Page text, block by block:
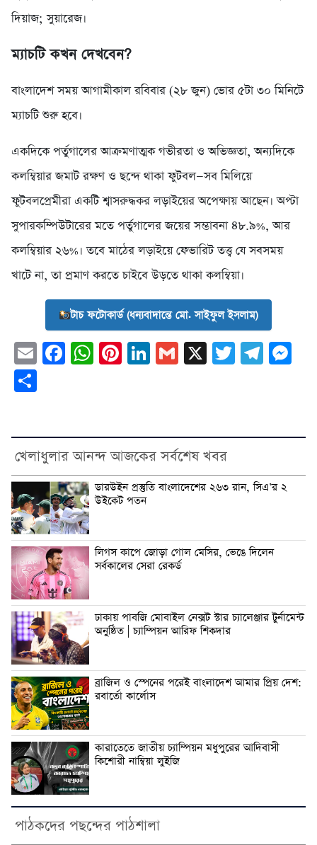
দিয়াজ; সুয়ারেজ।
ম্যাচটি কখন দেখবেন?
বাংলাদেশ সময় আগামীকাল রবিবার (২৮ জুন) ভোর ৫টা ৩০ মিনিটে
ম্যাচটি শুরু হবে।
একদিকে পর্তুগালের আক্রমণাত্মক গভীরতা ও অভিজ্ঞতা, অন্যদিকে
কলম্বিয়ার জমাট রক্ষণ ও ছন্দে থাকা ফুটবল—সব মিলিয়ে
ফুটবলপ্রেমীরা একটি শ্বাসরুদ্ধকর লড়াইয়ের অপেক্ষায় আছেন। অপ্টা
সুপারকম্পিউটারের মতে পর্তুগালের জয়ের সম্ভাবনা ৪৮.৯%, আর
কলম্বিয়ার ২৬%। তবে মাঠের লড়াইয়ে ফেভারিট তত্ত্ব যে সবসময়
খাটে না, তা প্রমাণ করতে চাইবে উড়তে থাকা কলম্বিয়া।
টাচ ফটোকার্ড (ধন্যবাদান্তে মো. সাইফুল ইসলাম)
EmailFacebook
WhatsApp
Pinterest
LinkedIn
Gmail
X Twitter
খেলাধুলার আনন্দ আজকের সর্বশেষ খবর
ডারউইন প্রস্তুতি বাংলাদেশের ২৬৩ রান, সিএ’র ২
উইকেট পতন
লিগস কাপে জোড়া গোল মেসির, ভেঙে দিলেন
সর্বকালের সেরা রেকর্ড
ঢাকায় পাবজি মোবাইল নেক্সট স্টার চ্যালেঞ্জার টুর্নামেন্ট
অনুষ্ঠিত | চ্যাম্পিয়ন আরিফ শিকদার
ব্রাজিল ও স্পেনের পরেই বাংলাদেশ আমার প্রিয় দেশ:
রবার্তো কার্লোস
কারাতেতে জাতীয় চ্যাম্পিয়ন মধুপুরের আদিবাসী
কিশোরী নাম্বিয়া লুইজি
পাঠকদের পছন্দের পাঠশালা